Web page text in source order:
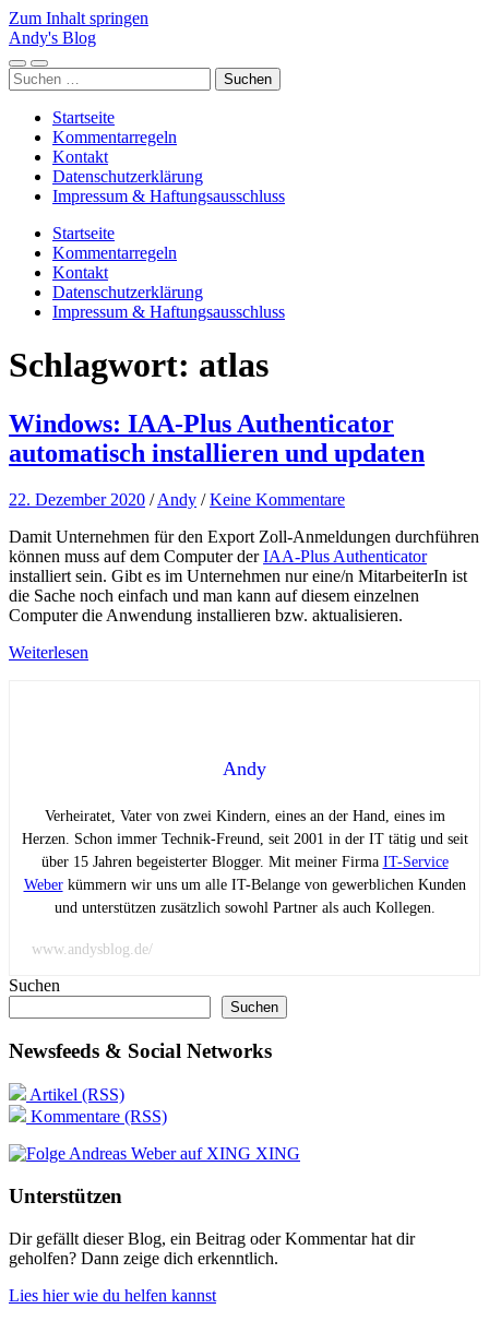
Zum Inhalt springen
Andy's Blog
Mobile-
Menü
Suchfeld
ein-/ausblenden
Suchen
nach:
Startseite
Kommentarregeln
Kontakt
Datenschutzerklärung
Impressum & Haftungsausschluss
Startseite
Kommentarregeln
Kontakt
Datenschutzerklärung
Impressum & Haftungsausschluss
Schlagwort: atlas
Windows: IAA-Plus Authenticator
automatisch installieren und updaten
22. Dezember 2020 /Andy /Keine Kommentare
Damit Unternehmen für den Export Zoll-Anmeldungen durchführen
können muss auf dem Computer derIAA-Plus Authenticator
installiert sein. Gibt es im Unternehmen nur eine/n MitarbeiterIn ist
die Sache noch einfach und man kann auf diesem einzelnen
Computer die Anwendung installieren bzw. aktualisieren.
Weiterlesen
Andy
Verheiratet, Vater von zwei Kindern, eines an der Hand, eines im
Herzen. Schon immer Technik-Freund, seit 2001 in der IT tätig und seit
über 15 Jahren begeisterter Blogger. Mit meiner Firma IT-Service
Weberkümmern wir uns um alle IT-Belange von gewerblichen Kunden
und unterstützen zusätzlich sowohl Partner als auch Kollegen.
www.andysblog.de/
Suchen
Suchen
Newsfeeds & Social Networks
Artikel (RSS)
Kommentare (RSS)
XING
Unterstützen
Dir gefällt dieser Blog, ein Beitrag oder Kommentar hat dir
geholfen? Dann zeige dich erkenntlich.
Lies hier wie du helfen kannst